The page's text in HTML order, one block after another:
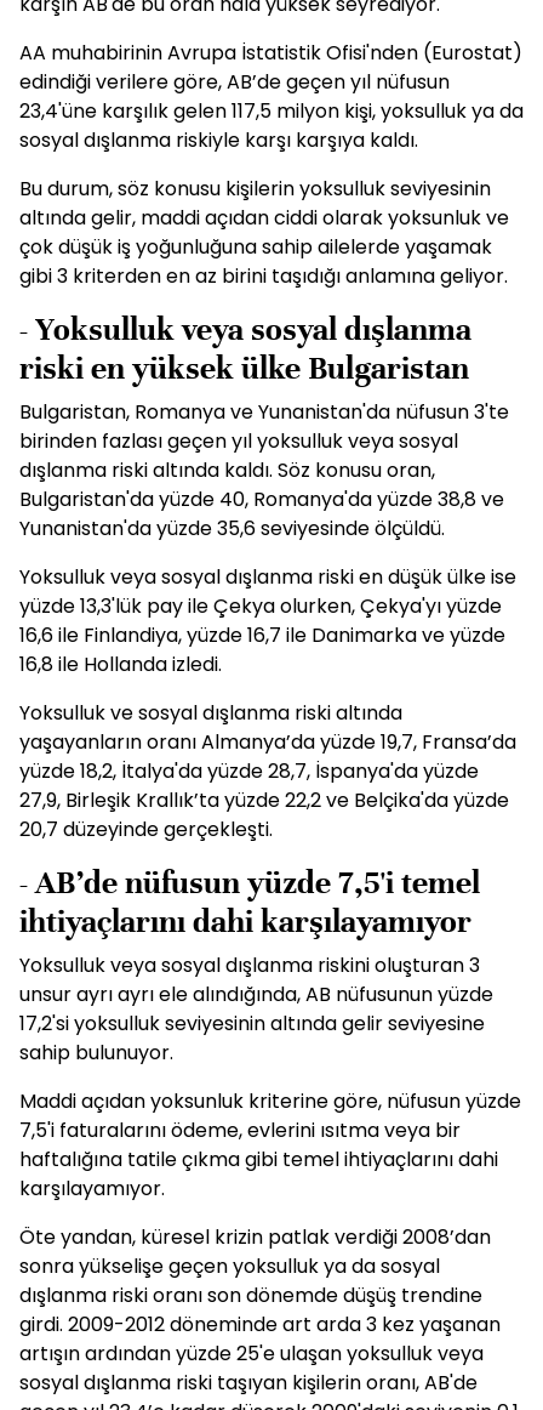
AA muhabirinin Avrupa İstatistik Ofisi'nden (Eurostat)
edindiği verilere göre, AB’de geçen yıl nüfusun
23,4'üne karşılık gelen 117,5 milyon kişi, yoksulluk ya da
sosyal dışlanma riskiyle karşı karşıya kaldı.
Bu durum, söz konusu kişilerin yoksulluk seviyesinin
altında gelir, maddi açıdan ciddi olarak yoksunluk ve
çok düşük iş yoğunluğuna sahip ailelerde yaşamak
gibi 3 kriterden en az birini taşıdığı anlamına geliyor.
- Yoksulluk veya sosyal dışlanma
riski en yüksek ülke Bulgaristan
Bulgaristan, Romanya ve Yunanistan'da nüfusun 3'te
birinden fazlası geçen yıl yoksulluk veya sosyal
dışlanma riski altında kaldı. Söz konusu oran,
Bulgaristan'da yüzde 40, Romanya'da yüzde 38,8 ve
Yunanistan'da yüzde 35,6 seviyesinde ölçüldü.
Yoksulluk veya sosyal dışlanma riski en düşük ülke ise
yüzde 13,3'lük pay ile Çekya olurken, Çekya'yı yüzde
16,6 ile Finlandiya, yüzde 16,7 ile Danimarka ve yüzde
16,8 ile Hollanda izledi.
Yoksulluk ve sosyal dışlanma riski altında
yaşayanların oranı Almanya’da yüzde 19,7, Fransa’da
yüzde 18,2, İtalya'da yüzde 28,7, İspanya'da yüzde
27,9, Birleşik Krallık’ta yüzde 22,2 ve Belçika'da yüzde
20,7 düzeyinde gerçekleşti.
- AB’de nüfusun yüzde 7,5'i temel
ihtiyaçlarını dahi karşılayamıyor
Yoksulluk veya sosyal dışlanma riskini oluşturan 3
unsur ayrı ayrı ele alındığında, AB nüfusunun yüzde
17,2'si yoksulluk seviyesinin altında gelir seviyesine
sahip bulunuyor.
Maddi açıdan yoksunluk kriterine göre, nüfusun yüzde
7,5'i faturalarını ödeme, evlerini ısıtma veya bir
haftalığına tatile çıkma gibi temel ihtiyaçlarını dahi
karşılayamıyor.
Öte yandan, küresel krizin patlak verdiği 2008’dan
sonra yükselişe geçen yoksulluk ya da sosyal
dışlanma riski oranı son dönemde düşüş trendine
girdi. 2009-2012 döneminde art arda 3 kez yaşanan
artışın ardından yüzde 25'e ulaşan yoksulluk veya
sosyal dışlanma riski taşıyan kişilerin oranı, AB'de